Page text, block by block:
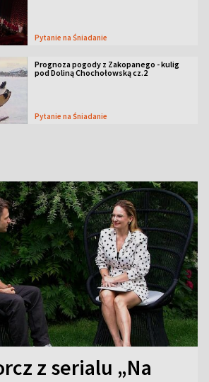
Pytanie na Śniadanie
Prognoza pogody z Zakopanego - kulig
pod Doliną Chochołowską cz.2
Pytanie na Śniadanie
z serialu „Na